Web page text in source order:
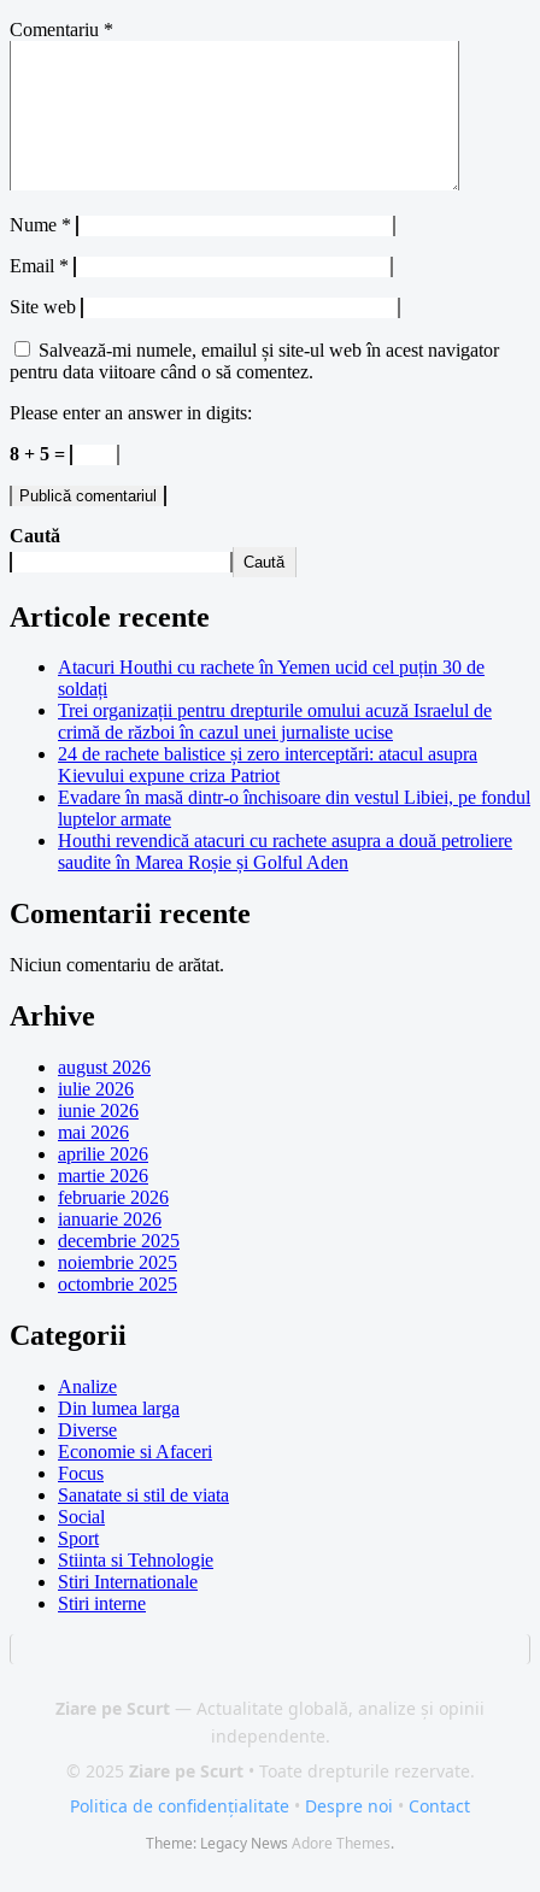
Comentariu *
Nume *
Email *
Site web
Salvează-mi numele, emailul și site-ul web în acest navigator
pentru data viitoare când o să comentez.
Please enter an answer in digits:
8 + 5 =
Caută
Caută
Articole recente
Atacuri Houthi cu rachete în Yemen ucid cel puțin 30 de
soldați
Trei organizații pentru drepturile omului acuză Israelul de
crimă de război în cazul unei jurnaliste ucise
24 de rachete balistice și zero interceptări: atacul asupra
Kievului expune criza Patriot
Evadare în masă dintr-o închisoare din vestul Libiei, pe fondul
luptelor armate
Houthi revendică atacuri cu rachete asupra a două petroliere
saudite în Marea Roșie și Golful Aden
Comentarii recente
Niciun comentariu de arătat.
Arhive
august 2026
iulie 2026
iunie 2026
mai 2026
aprilie 2026
martie 2026
februarie 2026
ianuarie 2026
decembrie 2025
noiembrie 2025
octombrie 2025
Categorii
Analize
Din lumea larga
Diverse
Economie si Afaceri
Focus
Sanatate si stil de viata
Social
Sport
Stiinta si Tehnologie
Stiri Internationale
Stiri interne
Ziare pe Scurt — Actualitate globală, analize și opinii
independente.
© 2025 Ziare pe Scurt • Toate drepturile rezervate.
Politica de confidențialitate • Despre noi • Contact
Theme: Legacy News Adore Themes.